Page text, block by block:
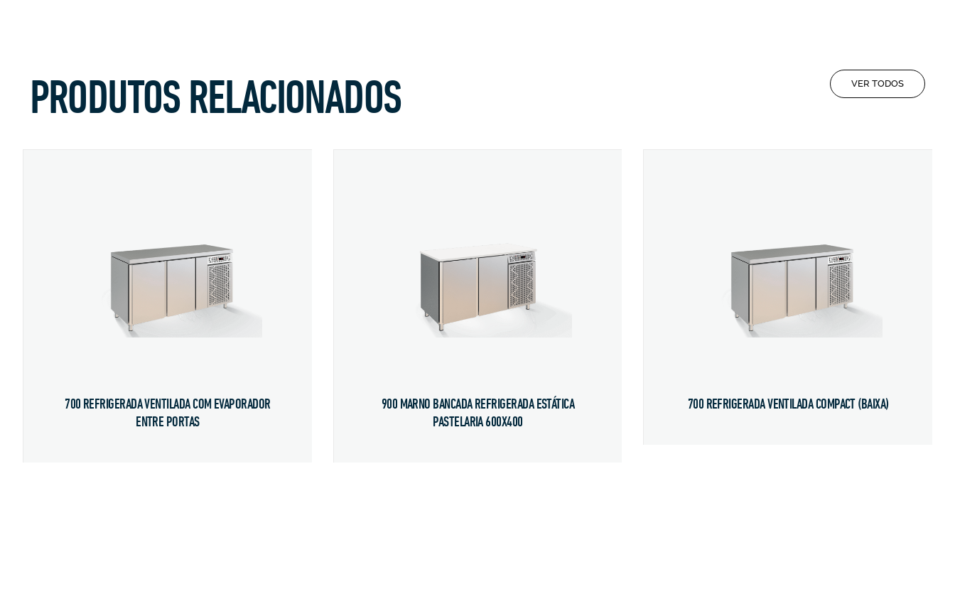
PRODUTOS RELACIONADOS VER TODOS
700 REFRIGERADA VENTILADA COM EVAPORADOR
ENTRE PORTAS
900 MARNO BANCADA REFRIGERADA ESTÁTICA
PASTELARIA 600X400
700 REFRIGERADA VENTILADA COMPACT (BAIXA)